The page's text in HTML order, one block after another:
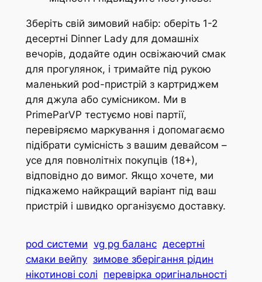
Зберіть свій зимовий набір: оберіть 1-2
десертні Dinner Lady для домашніх
вечорів, додайте один освіжаючий смак
для прогулянок, і тримайте під рукою
маленький pod-пристрій з картриджем
для джула або сумісником. Ми в
PrimeParVP тестуємо нові партії,
перевіряємо маркування і допомагаємо
підібрати сумісність з вашим девайсом –
усе для повнолітніх покупців (18+),
відповідно до вимог. Якщо хочете, ми
підкажемо найкращий варіант під ваш
пристрій і швидко організуємо доставку.
pod системи vg pg баланс десертні
смаки вейпу зимове зберігання рідин
нікотинові солі перевірка оригінальності